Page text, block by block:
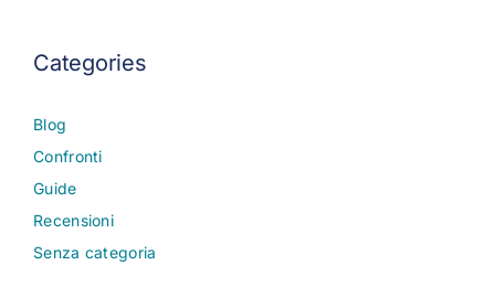
Categories
Blog
Confronti
Guide
Recensioni
Senza categoria